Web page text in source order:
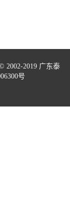
2002-2019 广东泰
号